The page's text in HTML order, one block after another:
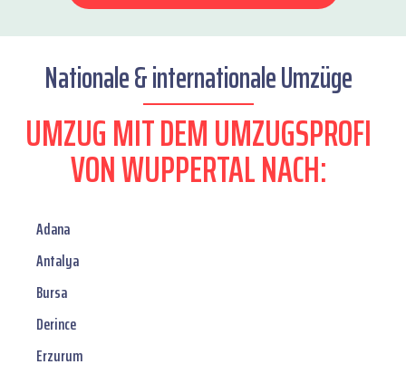
Nationale & internationale Umzüge
UMZUG MIT DEM UMZUGSPROFI
VON WUPPERTAL NACH:
Adana
Antalya
Bursa
Derince
Erzurum